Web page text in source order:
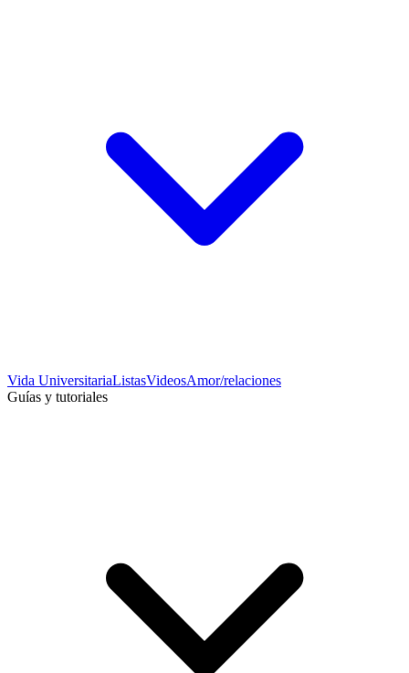
Vida UniversitariaListasVideosAmor/relaciones
Guías y tutoriales